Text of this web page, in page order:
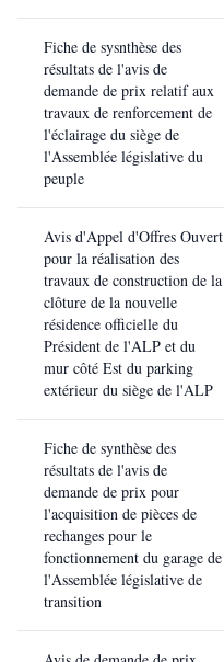
Fiche de sysnthèse des
résultats de l'avis de
demande de prix relatif aux
travaux de renforcement de
l'éclairage du siège de
l'Assemblée législative du
peuple
Avis d'Appel d'Offres Ouvert
pour la réalisation des
travaux de construction de la
clôture de la nouvelle
résidence officielle du
Président de l'ALP et du
mur côté Est du parking
extérieur du siège de l'ALP
Fiche de synthèse des
résultats de l'avis de
demande de prix pour
l'acquisition de pièces de
rechanges pour le
fonctionnement du garage de
l'Assemblée législative de
transition